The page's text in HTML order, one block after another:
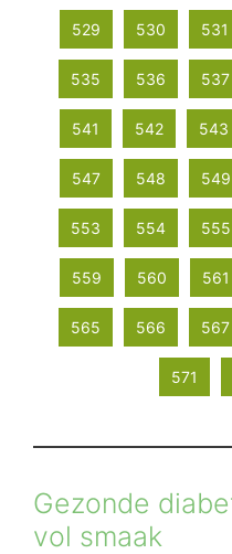
529 530 531
535 536 537
541 542 543
547 548 549
553 554 555
559 560 561
565 566 567
571
Gezonde
vol smaak